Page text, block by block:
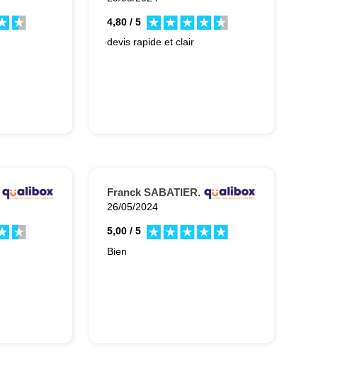
4,80 / 5
devis rapide et clair
Franck SABATIER.
26/05/2024
5,00 / 5
Bien